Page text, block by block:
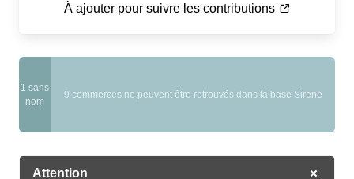
À ajouter pour suivre les contributions
bonnes
1 sans
nom
9 commerces ne peuvent être retrouvés dans la base Sirene
Attention